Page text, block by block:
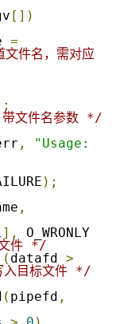
[])
=
件名，需对应
文件名参数 */
,
"Usage:
);
,
],
O_WRONLY
件 */
( datafd >
入目标文件 */
( pipefd ,